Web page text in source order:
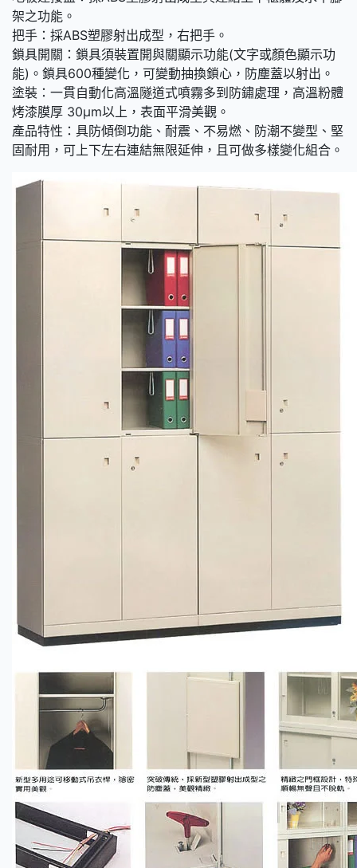
架之功能。
把手：採ABS塑膠射出成型，右把手。
鎖具開關：鎖具須裝置開與關顯示功能(文字或顏色顯示功
能)。鎖具600種變化，可變動抽換鎖心，防塵蓋以射出。
塗裝：一貫自動化高溫隧道式噴霧多到防鏽處理，高溫粉體
烤漆膜厚 30μm以上，表面平滑美觀。
產品特性：具防傾倒功能、耐震、不易燃、防潮不變型、堅
固耐用，可上下左右連結無限延伸，且可做多樣變化組合。